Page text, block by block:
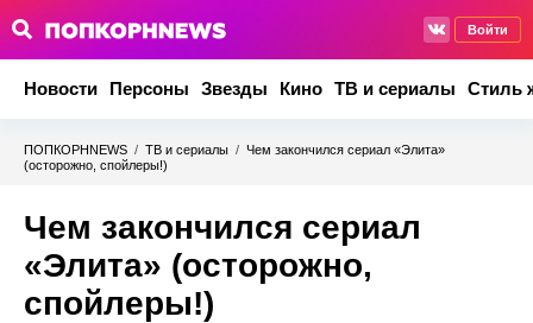
Войти
Новости Персоны Звезды Кино ТВ и сериалы Стиль
ПОПКОРНNEWS / ТВ и сериалы / Чем закончился сериал «Элита»
(осторожно, спойлеры!)
Чем закончился сериал
«Элита» (осторожно,
спойлеры!)